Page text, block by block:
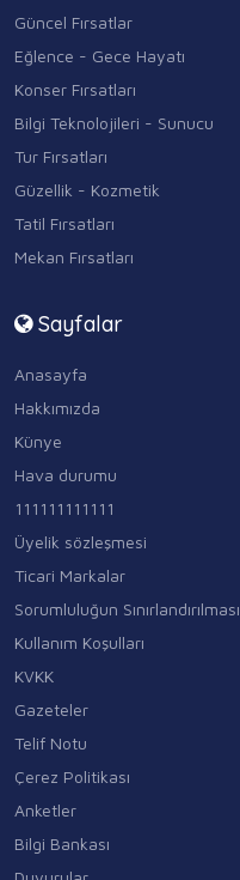
Güncel Fırsatlar
Eğlence - Gece Hayatı
Konser Fırsatları
Bilgi Teknolojileri - Sunucu
Tur Fırsatları
Güzellik - Kozmetik
Tatil Fırsatları
Mekan Fırsatları
Sayfalar
Anasayfa
Hakkımızda
Künye
Hava durumu
111111111111
Üyelik sözleşmesi
Ticari Markalar
Sorumluluğun Sınırlandırılması
Kullanım Koşulları
KVKK
Gazeteler
Telif Notu
Çerez Politikası
Anketler
Bilgi Bankası